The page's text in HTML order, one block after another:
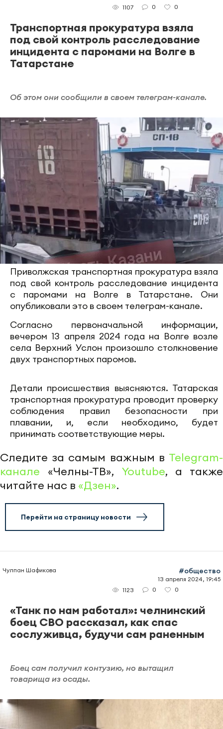
1107
0 0
Транспортная прокуратура взяла
под свой контроль расследование
инцидента с паромами на Волге в
Татарстане
Об этом они сообщили в своем телеграм-канале.
Приволжская транспортная прокуратура взяла
под свой контроль расследование инцидента
с паромами на Волге в Татарстане. Они
опубликовали это в своем телеграм-канале.
Согласно первоначальной информации,
вечером 13 апреля 2024 года на Волге возле
села Верхний Услон произошло столкновение
двух транспортных паромов.
Детали происшествия выясняются. Татарская
транспортная прокуратура проводит проверку
соблюдения правил безопасности при
плавании, и, если необходимо, будет
принимать соответствующие меры.
Следите за самым важным в Telegram-
канале «Челны-ТВ», Youtube, а также
читайте нас в «Дзен».
Перейти на страницу новости
Чулпан Шафикова #общество
13 апреля 2024, 19:45
1123
0 0
«Танк по нам работал»: челнинский
боец СВО рассказал, как спас
сослуживца, будучи сам раненным
Боец сам получил контузию, но вытащил
товарища из осады.